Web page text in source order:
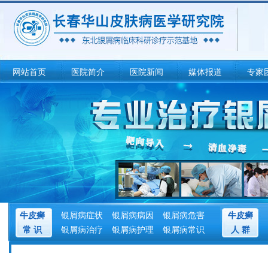
网站首页 医院简介 医院新闻 媒体报道 专家
牛皮癣
常 识
银屑病症状 银屑病病因
银屑病危害
银屑病治疗
银屑病护理 银屑病常识
牛皮癣
人 群